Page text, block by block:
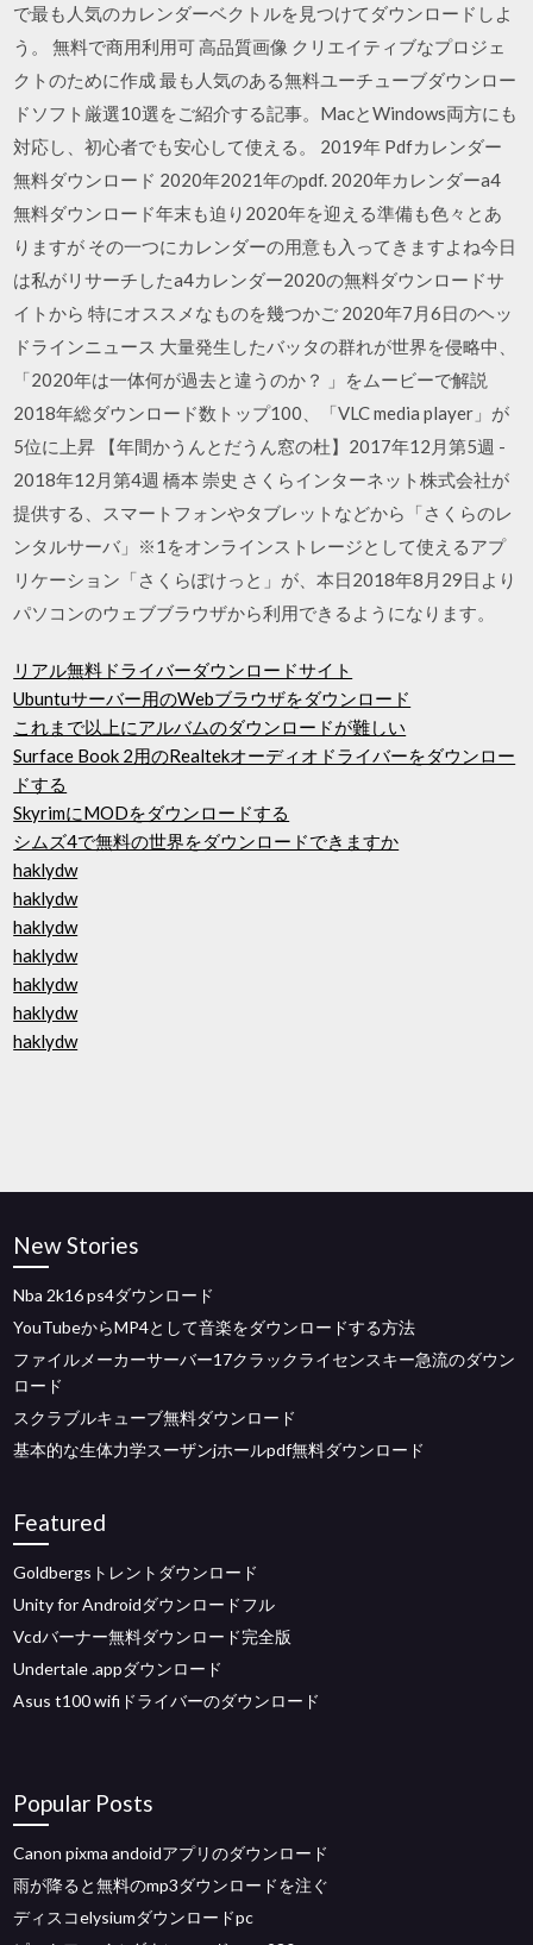
で最も人気のカレンダーベクトルを見つけてダウンロードしよ
う。 無料で商用利用可 高品質画像 クリエイティブなプロジェ
クトのために作成 最も人気のある無料ユーチューブダウンロー
ドソフト厳選10選をご紹介する記事。MacとWindows両方にも
対応し、初心者でも安心して使える。 2019年 Pdfカレンダー
無料ダウンロード 2020年2021年のpdf. 2020年カレンダーa4
無料ダウンロード年末も迫り2020年を迎える準備も色々とあ
りますが その一つにカレンダーの用意も入ってきますよね今日
は私がリサーチしたa4カレンダー2020の無料ダウンロードサ
イトから 特にオススメなものを幾つかご 2020年7月6日のヘッ
ドラインニュース 大量発生したバッタの群れが世界を侵略中、
「2020年は一体何が過去と違うのか？ 」をムービーで解説
2018年総ダウンロード数トップ100、「VLC media player」が
5位に上昇 【年間かうんとだうん窓の杜】2017年12月第5週 -
2018年12月第4週 橋本 崇史 さくらインターネット株式会社が
提供する、スマートフォンやタブレットなどから「さくらのレ
ンタルサーバ」※1をオンラインストレージとして使えるアプ
リケーション「さくらぽけっと」が、本日2018年8月29日より
パソコンのウェブブラウザから利用できるようになります。
リアル無料ドライバーダウンロードサイト
Ubuntuサーバー用のWebブラウザをダウンロード
これまで以上にアルバムのダウンロードが難しい
Surface Book 2用のRealtekオーディオドライバーをダウンロー
ドする
SkyrimにMODをダウンロードする
シムズ4で無料の世界をダウンロードできますか
haklydw
haklydw
haklydw
haklydw
haklydw
haklydw
haklydw
New Stories
Nba 2k16 ps4ダウンロード
YouTubeからMP4として音楽をダウンロードする方法
ファイルメーカーサーバー17クラックライセンスキー急流のダウン
ロード
スクラブルキューブ無料ダウンロード
基本的な生体力学スーザンjホールpdf無料ダウンロード
Featured
Goldbergsトレントダウンロード
Unity for Androidダウンロードフル
Vcdバーナー無料ダウンロード完全版
Undertale .appダウンロード
Asus t100 wifiドライバーのダウンロード
Popular Posts
Canon pixma andoidアプリのダウンロード
雨が降ると無料のmp3ダウンロードを注ぐ
ディスコelysiumダウンロードpc